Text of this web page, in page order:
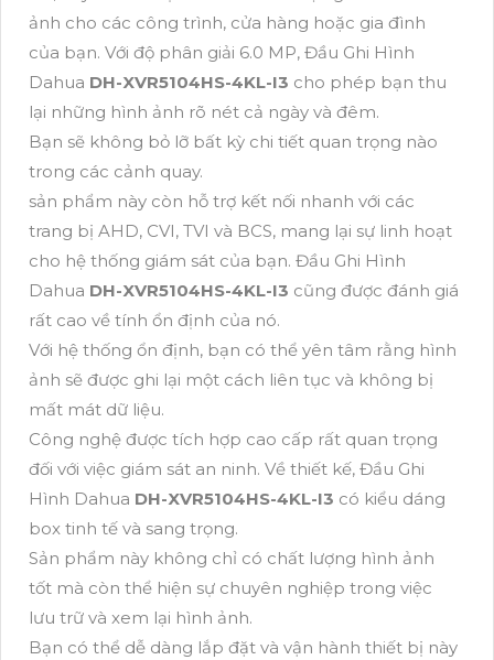
ảnh cho các công trình, cửa hàng hoặc gia đình
của bạn. Với độ phân giải 6.0 MP, Đầu Ghi Hình
Dahua DH-XVR5104HS-4KL-I3 cho phép bạn thu
lại những hình ảnh rõ nét cả ngày và đêm.
Bạn sẽ không bỏ lỡ bất kỳ chi tiết quan trọng nào
trong các cảnh quay.
sản phẩm này còn hỗ trợ kết nối nhanh với các
trang bị AHD, CVI, TVI và BCS, mang lại sự linh hoạt
cho hệ thống giám sát của bạn. Đầu Ghi Hình
Dahua DH-XVR5104HS-4KL-I3 cũng được đánh giá
rất cao về tính ổn định của nó.
Với hệ thống ổn định, bạn có thể yên tâm rằng hình
ảnh sẽ được ghi lại một cách liên tục và không bị
mất mát dữ liệu.
Công nghệ được tích hợp cao cấp rất quan trọng
đối với việc giám sát an ninh. Về thiết kế, Đầu Ghi
Hình Dahua DH-XVR5104HS-4KL-I3 có kiểu dáng
box tinh tế và sang trọng.
Sản phẩm này không chỉ có chất lượng hình ảnh
tốt mà còn thể hiện sự chuyên nghiệp trong việc
lưu trữ và xem lại hình ảnh.
Bạn có thể dễ dàng lắp đặt và vận hành thiết bị này